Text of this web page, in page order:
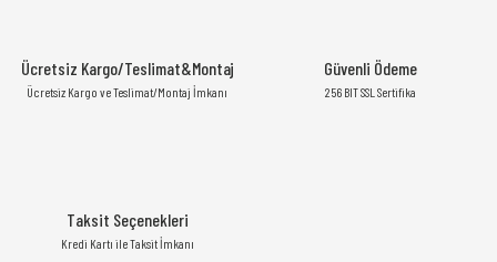
Ücretsiz Kargo/Teslimat&Montaj
Ücretsiz Kargo ve Teslimat/Montaj İmkanı
Güvenli Ödeme
256 BIT SSL Sertifika
Taksit Seçenekleri
Kredi Kartı ile Taksit İmkanı